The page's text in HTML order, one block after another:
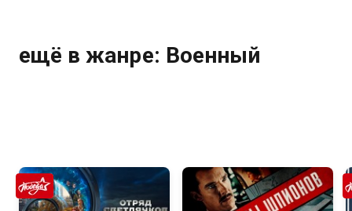
ещё в жанре: Военный